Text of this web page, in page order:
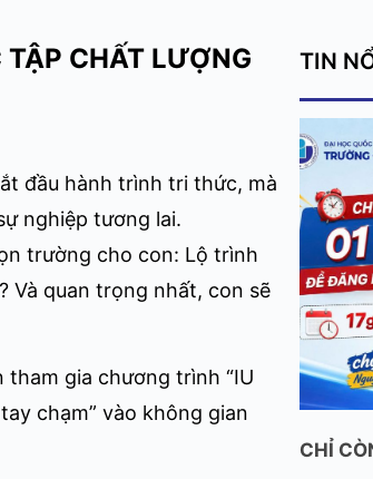
CHẤT LƯỢNG
đầu hành trình tri thức, mà
nghiệp tương lai.
trường cho con: Lộ trình
Và quan trọng nhất, con sẽ
gia chương trình “IU
chạm” vào không gian
TIN
CHỈ